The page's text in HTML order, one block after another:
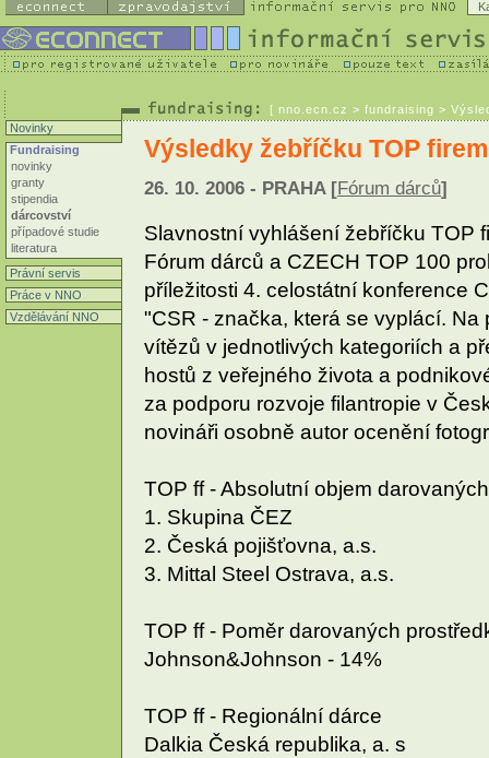
[ nno.ecn.cz > fundraising >
Novinky
Fundraising
novinky
granty
stipendia
dárcovství
případové studie
literatura
Právní servis
Práce v NNO
Vzdělávání NNO
Výsledky žebříčku TOP
26. 10. 2006 - PRAHA [Fórum dárců]
Slavnostní vyhlášení žebříčku TOP
Fórum dárců a CZECH TOP 100
příležitosti 4. celostátní konference
"CSR - značka, která se vyplácí.
vítězů v jednotlivých kategoriích a
hostů z veřejného života a
za podporu rozvoje filantropie v
novináři osobně autor ocenění
TOP ff - Absolutní objem
1. Skupina ČEZ
2. Česká pojišťovna, a.s.
3. Mittal Steel Ostrava, a.s.
TOP ff - Poměr darovaných
Johnson&Johnson - 14%
TOP ff - Regionální dárce
Dalkia Česká republika, a. s